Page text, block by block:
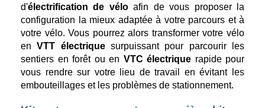
d'électrification de vélo afin de vous proposer la
configuration la mieux adaptée à votre parcours et à
votre vélo. Vous pourrez alors transformer votre vélo
en
VTT électrique surpuissant pour parcourir les
sentiers en forêt ou en VTC électrique rapide pour
vous rendre sur votre lieu de travail en évitant les
embouteillages et les problèmes de stationnement.